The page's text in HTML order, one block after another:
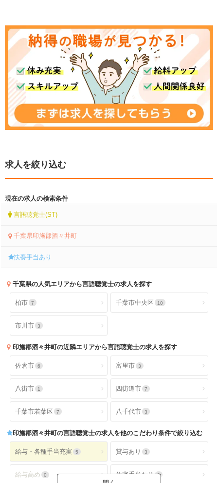
求人を絞り込む
現在の求人の検索条件
言語聴覚士(ST)
千葉県印旛郡酒々井町
扶養手当あり
千葉県の人気エリアから言語聴覚士の求人を探す
柏市 7 千葉市中央区 10
市川市 3
印旛郡酒々井町の近隣エリアから言語聴覚士の求人を探す
佐倉市 6 富里市 3
八街市 1 四街道市 7
千葉市若葉区 7 八千代市 3
印旛郡酒々井町の言語聴覚士の求人を他のこだわり条件で絞り込む
給与・各種手当充実 5 賞与あり 3
給与高め 0 住宅手当あり 3